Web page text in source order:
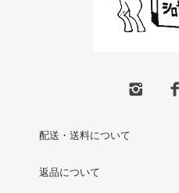
配送・送料について
返品について